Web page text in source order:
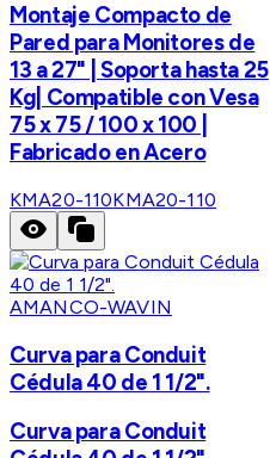
Montaje Compacto de
Pared para Monitores de
13 a 27" | Soporta hasta 25
Kg| Compatible con Vesa
75 x 75 / 100 x 100 |
Fabricado en Acero
KMA20-110KMA20-110
AMANCO-WAVIN
Curva para Conduit
Cédula 40 de 1 1/2".
Curva para Conduit